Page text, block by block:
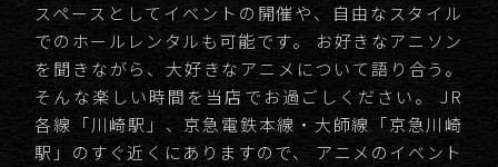
スペースとしてイベントの開催や、自由なスタイル
でのホールレンタルも可能です。
お好きなアニソン
を聞きながら、大好きなアニメについて語り合う。
そんな楽しい時間を当店でお過ごしください。
JR
各線「川崎駅」、京急電鉄本線・大師線「京急川崎
駅」のすぐ近くにありますので、
アニメのイベント